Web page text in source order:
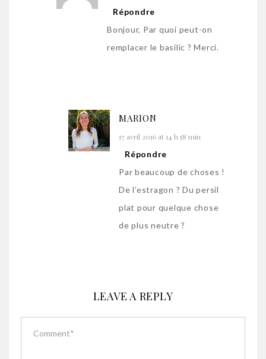
Répondre
Bonjour, Par quoi peut-on
remplacer le basilic ? Merci.
MARION
17 avril 2016 at 14 h 58 min
Répondre
Par beaucoup de choses !
De l’estragon ? Du persil
plat pour quelque chose
de plus neutre ?
LEAVE A REPLY